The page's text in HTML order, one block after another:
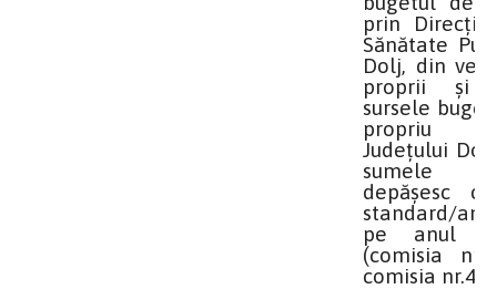
prin
Sănătate
Dolj, din
proprii şi
sursele
propriu
Județului
sumele
depăşesc
standard/an/
pe anul
(comisia
comisia nr.4)